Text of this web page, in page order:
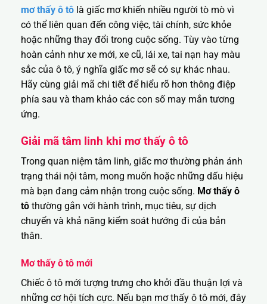
mơ thấy ô tô là giấc mơ khiến nhiều người tò mò vì
có thể liên quan đến công việc, tài chính, sức khỏe
hoặc những thay đổi trong cuộc sống. Tùy vào từng
hoàn cảnh như xe mới, xe cũ, lái xe, tai nạn hay màu
sắc của ô tô, ý nghĩa giấc mơ sẽ có sự khác nhau.
Hãy cùng giải mã chi tiết để hiểu rõ hơn thông điệp
phía sau và tham khảo các con số may mắn tương
ứng.
Giải mã tâm linh khi mơ thấy ô tô
Trong quan niệm tâm linh, giấc mơ thường phản ánh
trạng thái nội tâm, mong muốn hoặc những dấu hiệu
mà bạn đang cảm nhận trong cuộc sống. Mơ thấy ô
tô thường gắn với hành trình, mục tiêu, sự dịch
chuyển và khả năng kiểm soát hướng đi của bản
thân.
Mơ thấy ô tô mới
Chiếc ô tô mới tượng trưng cho khởi đầu thuận lợi và
những cơ hội tích cực. Nếu bạn mơ thấy ô tô mới, đây